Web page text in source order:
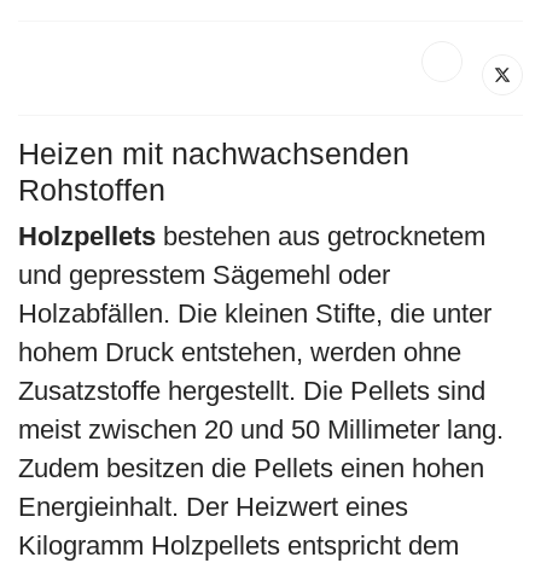
Heizen mit nachwachsenden
Rohstoffen
Holzpellets bestehen aus getrocknetem
und gepresstem Sägemehl oder
Holzabfällen. Die kleinen Stifte, die unter
hohem Druck entstehen, werden ohne
Zusatzstoffe hergestellt. Die Pellets sind
meist zwischen 20 und 50 Millimeter lang.
Zudem besitzen die Pellets einen hohen
Energieinhalt. Der Heizwert eines
Kilogramm Holzpellets entspricht dem